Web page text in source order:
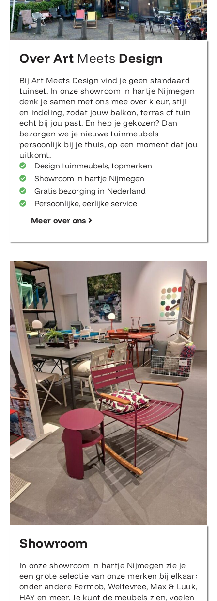
Over Art Meets Design
Bij Art Meets Design vind je geen standaard
tuinset. In onze showroom in hartje Nijmegen
denk je samen met ons mee over kleur, stijl
en indeling, zodat jouw balkon, terras of tuin
echt bij jou past. En heb je gekozen? Dan
bezorgen we je nieuwe tuinmeubels
persoonlijk bij je thuis, op een moment dat jou
uitkomt.
Design tuinmeubels, topmerken
Showroom in hartje Nijmegen
Gratis bezorging in Nederland
Persoonlijke, eerlijke service
Meer over ons
Showroom
In onze showroom in hartje Nijmegen zie je
een grote selectie van onze merken bij elkaar:
onder andere Fermob, Weltevree, Max & Luuk,
HAY en meer. Je kunt de meubels zien, voelen